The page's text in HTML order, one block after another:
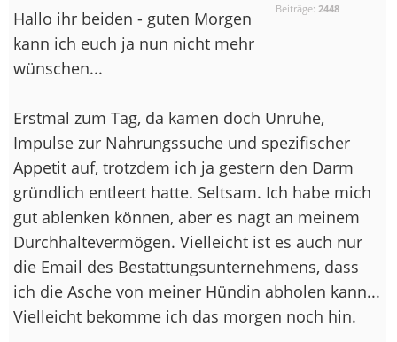
Beiträge: 2448
Hallo ihr beiden - guten Morgen
kann ich euch ja nun nicht mehr
wünschen...
Erstmal zum Tag, da kamen doch Unruhe,
Impulse zur Nahrungssuche und spezifischer
Appetit auf, trotzdem ich ja gestern den Darm
gründlich entleert hatte. Seltsam. Ich habe mich
gut ablenken können, aber es nagt an meinem
Durchhaltevermögen. Vielleicht ist es auch nur
die Email des Bestattungsunternehmens, dass
ich die Asche von meiner Hündin abholen kann...
Vielleicht bekomme ich das morgen noch hin.